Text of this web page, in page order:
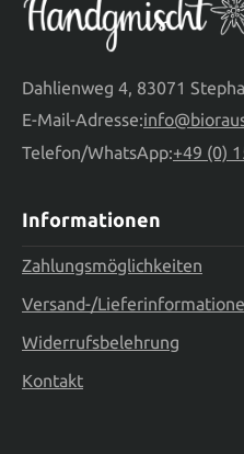
Dahlienweg 4, 83071
E-Mail-Adresse:
Telefon/WhatsApp:+49 (0)
Informationen
Zahlungsmöglichkeiten
Versand-/
Widerrufsbelehrung
Kontakt